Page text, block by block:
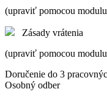
(upraviť pomocou
Zásady vrátenia
(upraviť pomocou
Doručenie do 3
Osobný odber